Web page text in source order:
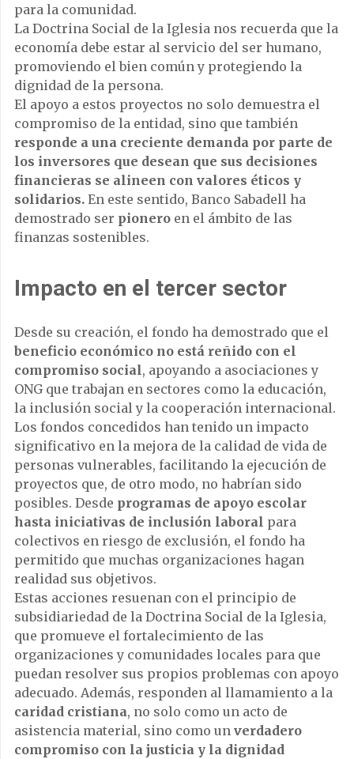
para la comunidad.
La Doctrina Social de la Iglesia nos recuerda que la
economía debe estar al servicio del ser humano,
promoviendo el bien común y protegiendo la
dignidad de la persona.
El apoyo a estos proyectos no solo demuestra el
compromiso de la entidad, sino que también
responde a una creciente demanda por parte de
los inversores que desean que sus decisiones
financieras se alineen con valores éticos y
solidarios. En este sentido, Banco Sabadell ha
demostrado ser pionero en el ámbito de las
finanzas sostenibles.
Impacto en el tercer sector
Desde su creación, el fondo ha demostrado que el
beneficio económico no está reñido con el
compromiso social, apoyando a asociaciones y
ONG que trabajan en sectores como la educación,
la inclusión social y la cooperación internacional.
Los fondos concedidos han tenido un impacto
significativo en la mejora de la calidad de vida de
personas vulnerables, facilitando la ejecución de
proyectos que, de otro modo, no habrían sido
posibles. Desde programas de apoyo escolar
hasta iniciativas de inclusión laboral para
colectivos en riesgo de exclusión, el fondo ha
permitido que muchas organizaciones hagan
realidad sus objetivos.
Estas acciones resuenan con el principio de
subsidiariedad de la Doctrina Social de la Iglesia,
que promueve el fortalecimiento de las
organizaciones y comunidades locales para que
puedan resolver sus propios problemas con apoyo
adecuado. Además, responden al llamamiento a la
caridad cristiana, no solo como un acto de
asistencia material, sino como un verdadero
compromiso con la justicia y la dignidad